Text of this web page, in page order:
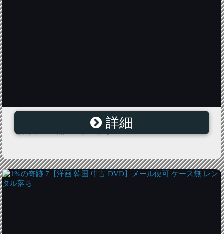
愛してるから 5 字幕のみ【洋画 韓国 中古 DVD】メール
便可 ケース無 レンタル落ち
詳細